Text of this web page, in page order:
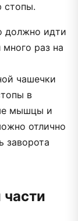
стопы.
должно идти
раз на
чашечки
в
мышцы и
отлично
заворота